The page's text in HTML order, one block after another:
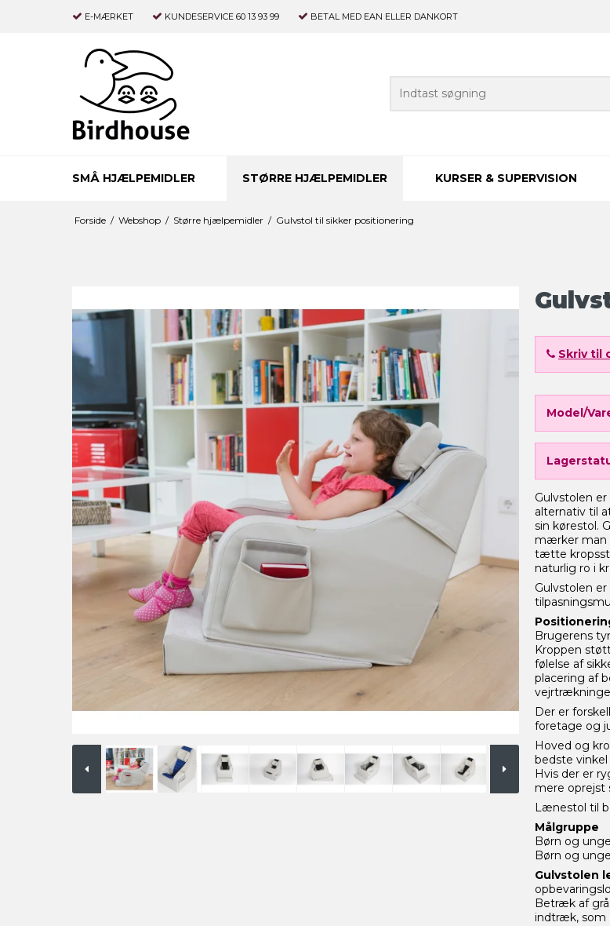
E-MÆRKET KUNDESERVICE 60 13 93 99 BETAL MED EAN ELLER DANKORT
SMÅ HJÆLPEMIDLER STØRRE HJÆLPEMIDLER KURSER & SUPERVISION
Forside / Webshop / Større hjælpemidler / Gulvstol til sikker positionering
Skriv til
Model/
Gulvstolen er
alternativ til
sin kørestol.
mærker man
tætte
naturlig ro i
Gulvstolen
Brugerens
Kroppen
følelse af
placering af
Der er
foretage og
Hoved og
bedste
Hvis der er
mere oprejst
Lænestol til
Målgruppe
Børn og
Børn og
Gulvstolen
Betræk af
indtræk, som